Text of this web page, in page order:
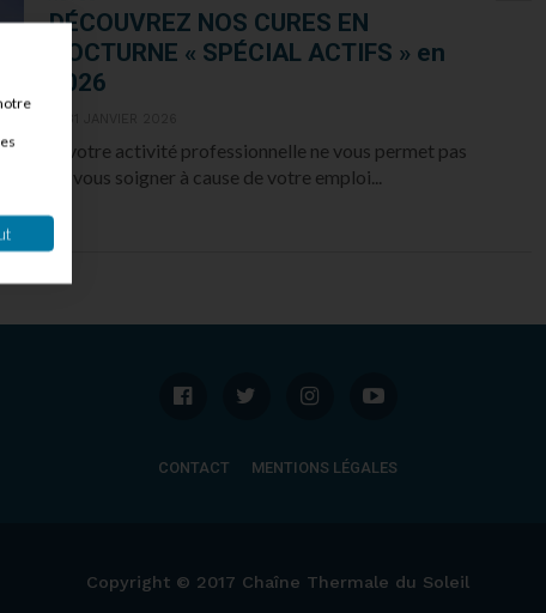
DÉCOUVREZ NOS CURES EN
NOCTURNE « SPÉCIAL ACTIFS » en
2026
Si votre activité professionnelle ne vous permet pas
de vous soigner à cause de votre emploi...
CONTACT MENTIONS LÉGALES
Copyright © 2017 Chaîne Thermale du Soleil